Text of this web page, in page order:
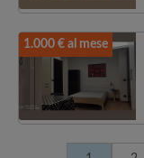
1.000 € al mese